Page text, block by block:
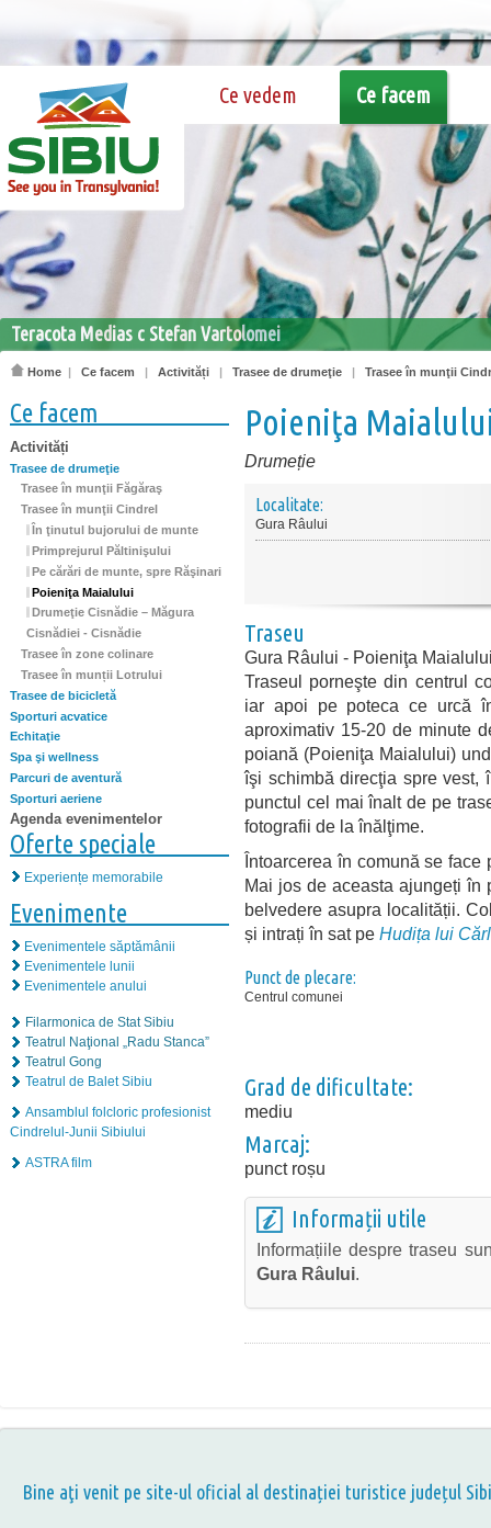
Ce vedem Ce facem
Teracota Medias c Stefan Vartolomei
Home | Ce facem | Activități | Trasee de drumeţie | Trasee în munţii
Ce facem
Activități
Trasee de drumeţie
Trasee în munţii Făgăraş
Trasee în munţii Cindrel
În ţinutul bujorului de munte
Primprejurul Păltinişului
Pe cărări de munte, spre Răşinari
Poieniţa Maialului
Drumeţie Cisnădie – Măgura
Cisnădiei - Cisnădie
Trasee în zone colinare
Trasee în munții Lotrului
Trasee de bicicletă
Sporturi acvatice
Echitaţie
Spa şi wellness
Parcuri de aventură
Sporturi aeriene
Agenda evenimentelor
Oferte speciale
Experiențe memorabile
Evenimente
Evenimentele săptămânii
Evenimentele lunii
Evenimentele anului
Filarmonica de Stat Sibiu
Teatrul Naţional „Radu Stanca”
Teatrul Gong
Teatrul de Balet Sibiu
Ansamblul folcloric profesionist
Cindrelul-Junii Sibiului
ASTRA film
Poieniţa
Drumeție
Localitate:
Gura Râului
Traseu
Gura Râului - Poieniţa
Traseul porneşte din centrul
iar apoi pe poteca ce urcă
aproximativ 15-20 de minute
poiană (Poieniţa Maialului)
îşi schimbă direcţia spre
punctul cel mai înalt de pe
fotografii de la înălţime.
Întoarcerea în comună se
Mai jos de aceasta ajungeți în
belvedere asupra localității.
și intrați în sat pe Hudița lui
Punct de plecare:
Centrul comunei
Grad de dificultate:
mediu
Marcaj:
punct roșu
Informații utile
Informațiile despre traseu
Gura Râului.
Bine aţi venit pe site-ul oficial al destinației turistice județul